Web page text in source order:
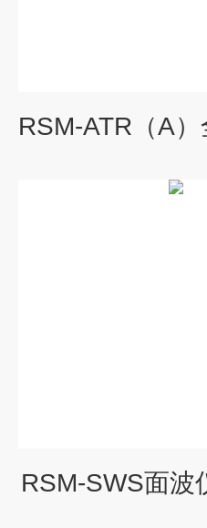
RSM-SWS面波